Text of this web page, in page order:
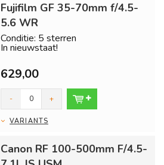
Fujifilm GF 35-70mm f/4.5-
5.6 WR
Conditie: 5 sterren
In nieuwstaat!
Inclusief 1 jaar garantie en gratis
verzending binnen 24 uur!...
629,00
- +
VARIANTS
Canon RF 100-500mm F/4.5-